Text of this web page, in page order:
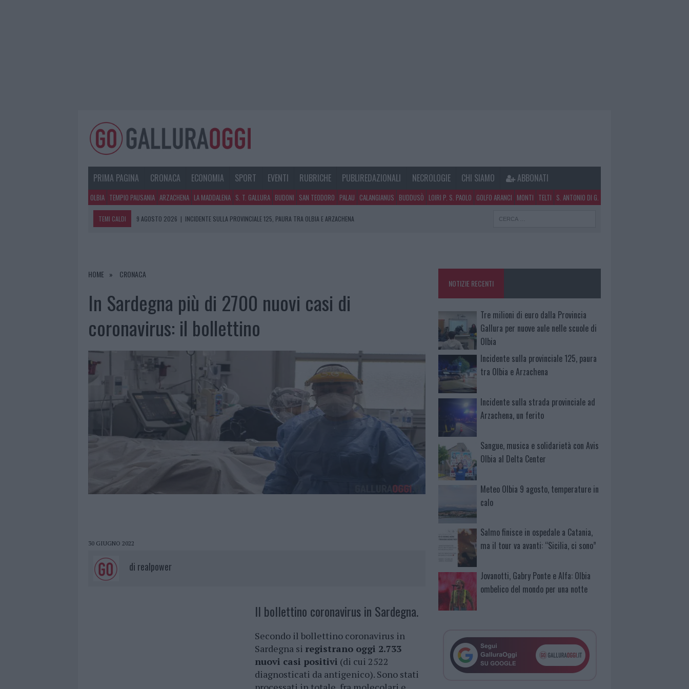
PRIMA PAGINA CRONACA ECONOMIA SPORT EVENTI RUBRICHE PUBLIREDAZIONALI NECROLOGIE CHI SIAMO ABBONATI
OLBIA TEMPIO PAUSANIA ARZACHENA LA MADDALENA S. T. GALLURA BUDONI SAN TEODORO PALAU CALANGIANUS BUDDUSÒ LOIRI P. S. PAOLO GOLFO ARANCI MONTI TELTI S. ANTONIO DI G.
TEMI CALDI 9 AGOSTO 2026 | INCIDENTE SULLA PROVINCIALE 125, PAURA TRA OLBIA E ARZACHENA
8 AGOSTO 2026
|
HOME CRONACA
In Sardegna più di 2700 nuovi casi di
coronavirus: il bollettino
30 GIUGNO 2022
di realpower
Il bollettino coronavirus in Sardegna.
Secondo il bollettino coronavirus in
Sardegna si registrano oggi 2.733
nuovi casi positivi (di cui 2522
diagnosticati da antigenico). Sono stati
NOTIZIE RECENTI
Tre milioni di euro dalla Provincia
Gallura per nuove aule nelle scuole di
Olbia
Incidente sulla provinciale 125, paura
tra Olbia e Arzachena
Incidente sulla strada provinciale ad
Arzachena, un ferito
Sangue, musica e solidarietà con Avis
Olbia al Delta Center
Meteo Olbia 9 agosto, temperature in
calo
Salmo finisce in ospedale a Catania,
ma il tour va avanti: “Sicilia, ci sono”
Jovanotti, Gabry Ponte e Alfa: Olbia
ombelico del mondo per una notte